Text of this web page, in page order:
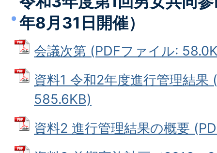
年8月31日開催）
会議次第 (PDFファイル:
資料1 令和2年度進行管理結果
585.6KB)
資料2 進行管理結果の概要